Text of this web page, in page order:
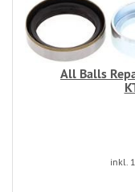
All Balls
inkl.